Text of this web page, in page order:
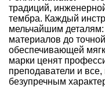
традиций,
тембра. Каждый
мельчайшим
материалов до
обеспечивающей
марки ценят
преподаватели и все,
безупречным